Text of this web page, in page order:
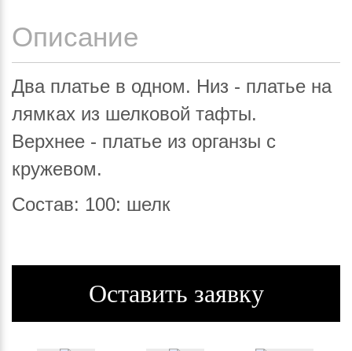
Описание
Два платье в одном. Низ - платье на
лямках из шелковой тафты.
Верхнее - платье из органзы с
кружевом.
Состав: 100: шелк
Оставить заявку